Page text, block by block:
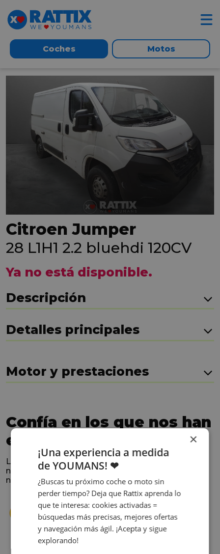
Coches Motos
Citroen Jumper
28 L1H1 2.2 bluehdi 120CV
Ya no está disponible.
Descripción
Detalles principales
Motor y prestaciones
Confía en los que nos han
elegido
La satisfacción y la experiencia de los clientes es
nuestra prioridad. Lee lo que opinan y conoce
nuestra historia.
×
¡Una experiencia a medida
de YOUMANS! ❤
¿Buscas tu próximo coche o moto sin
perder tiempo? Deja que Rattix aprenda lo
que te interesa: cookies activadas =
búsquedas más precisas, mejores ofertas
y navegación más ágil. ¡Acepta y sigue
explorando!